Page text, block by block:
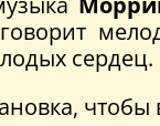
сердец.